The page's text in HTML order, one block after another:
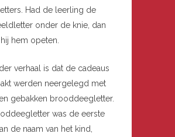
Had de leerling de
onder de knie, dan
hem opeten.
verhaal is dat de cadeaus
werden neergelegd met
gebakken brooddeegletter.
was de eerste
de naam van het kind,